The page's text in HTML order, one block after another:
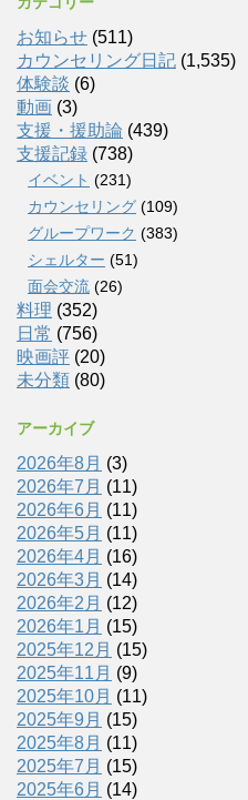
お知らせ (511)
カウンセリング日記 (1,535)
体験談 (6)
動画 (3)
支援・援助論 (439)
支援記録 (738)
イベント (231)
カウンセリング (109)
グループワーク (383)
シェルター (51)
面会交流 (26)
料理 (352)
日常 (756)
映画評 (20)
未分類 (80)
アーカイブ
2026年8月 (3)
2026年7月 (11)
2026年6月 (11)
2026年5月 (11)
2026年4月 (16)
2026年3月 (14)
2026年2月 (12)
2026年1月 (15)
2025年12月 (15)
2025年11月 (9)
2025年10月 (11)
2025年9月 (15)
2025年8月 (11)
2025年7月 (15)
2025年6月 (14)